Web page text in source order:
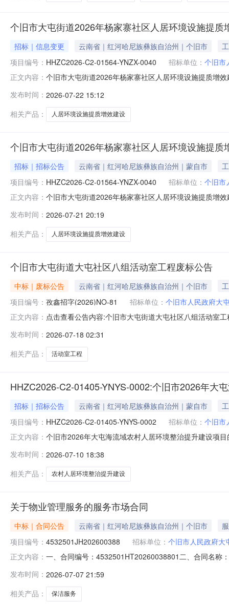
个旧市大屯街道2026年杨家寨社区人居环境设施提质
招标｜信息变更 云南省｜红河哈尼族彝族自治州｜个旧市
项目编号： HHZC2026-C2-01564-YNZX-0040 招标单位： 个旧市
正文内容： 个旧市大屯街道2026年杨家寨社区人居环境设施提质增
前内容更正后内容1上传工程量清单上传工程量清单上传
发布时间： 2026-07-22 15:12
相关产品：
人居环境设施提质增效建设
个旧市大屯街道2026年杨家寨社区人居环境设施提
招标｜招标公告 云南省｜红河哈尼族彝族自治州｜蒙自市
项目编号： HHZC2026-C2-01564-YNZX-0040 招标单位： 个旧市
正文内容： 个旧市大屯街道2026年杨家寨社区人居环境设施提质增
本情况项目编号：HHZC2026-C2-01564-YNZX-0040项
发布时间： 2026-07-21 20:19
相关产品：
人居环境设施提质增效建设
个旧市大屯街道大屯社区八组活动室工程废标公告
中标｜废标公告 云南省｜红河哈尼族彝族自治州｜个旧市
项目编号： 孜鑫招字(2026)NO-81 招标单位： 个旧市人民政府大
正文内容： 点击查看公告内容:个旧市大屯街道大屯社区八组活动室
发布时间： 2026-07-18 02:31
相关产品：
活动室工程
HHZC2026-C2-01405-YNYS-0002:个旧市2026年大
招标｜招标公告 云南省｜红河哈尼族彝族自治州｜蒙自市
项目编号： HHZC2026-C2-01405-YNYS-0002 招标单位： 个旧市
正文内容： 个旧市2026年大屯海流域农村人居环境整治提升建设项
时间，法定节假日除外）响应文件递交地点请登录云南
发布时间： 2026-07-10 18:38
相关产品：
农村人居环境整治提升建设
关于物业管理服务的服务市场合同
中标｜合同公告 云南省｜红河哈尼族彝族自治州｜个旧市
项目编号： 4532501JH202600388 招标单位： 个旧市人民政府大
正文内容： 一、合同编号：4532501HT20260038801二、合同名称
哈尼族彝族自治州个旧市大屯街道钻石巷和兴办公楼四
发布时间： 2026-07-07 21:59
相关产品：
保洁服务